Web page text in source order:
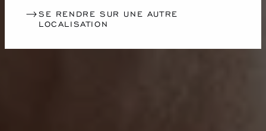
SE RENDRE SUR UNE AUTRE
LOCALISATION